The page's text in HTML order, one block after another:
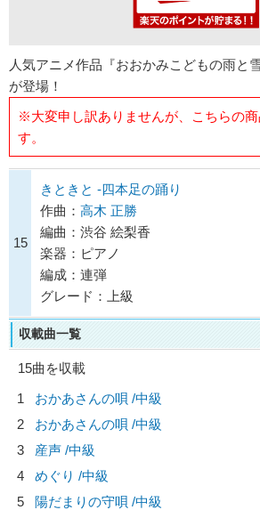
人気アニメ作品『おおかみこどもの雨と
が登場！
※大変申し訳ありませんが、こちらの
す。
15
きときと -四本足の踊り
作曲： 高木 正勝
編曲：渋谷 絵梨香
楽器：ピアノ
編成：連弾
グレード：上級
収載曲一覧
15曲を収載
1
おかあさんの唄 /中級
2
おかあさんの唄 /中級
3
産声 /中級
4
めぐり /中級
5
陽だまりの守唄 /中級